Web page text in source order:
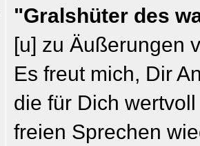
"Gralshüter des
[u] zu Äußerungen
Es freut mich, Dir
die für Dich
freien Sprechen